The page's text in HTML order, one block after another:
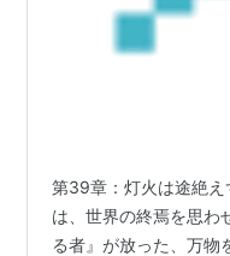
第39章：灯火は途絶
は、世界の終焉を思わ
る者』が放った、万物